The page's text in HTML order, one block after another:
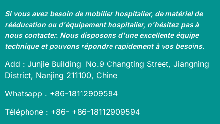
Si vous avez besoin de mobilier hospitalier, de matériel de
rééducation ou d'équipement hospitalier, n'hésitez pas à
nous contacter. Nous disposons d'une excellente équipe
technique et pouvons répondre rapidement à vos besoins.
Add : Junjie Building, No.9 Changting Street, Jiangning
District, Nanjing 211100, Chine
Whatsapp : +86-18112909594
Téléphone : +86- +86-18112909594